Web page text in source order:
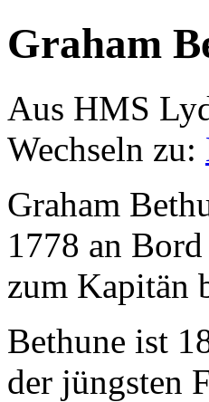
Graham
Aus HMS
Wechseln zu:
Graham
1778 an
zum Kapitän
Bethune ist
der jüngsten